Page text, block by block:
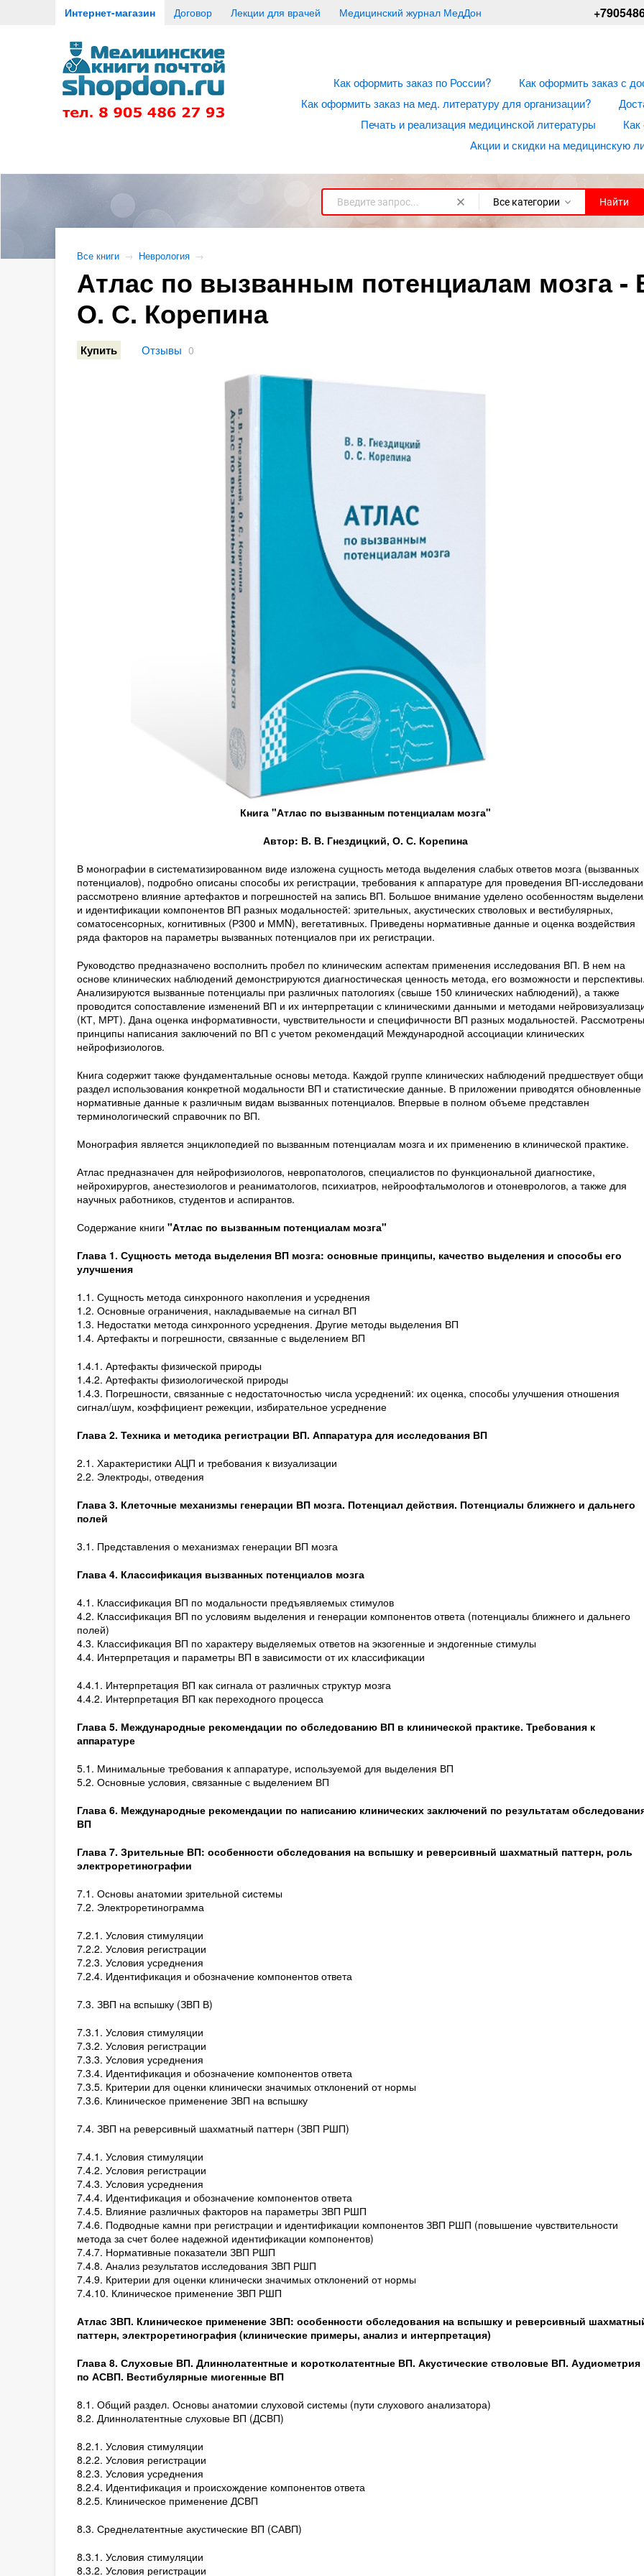
Интернет-магазин Договор Лекции для врачей Медицинский журнал МедДон
Как оформить заказ по России?
Как оформить заказ с
Как оформить заказ на мед. литературу для организации?
Печать и реализация медицинской литературы
Как
Акции и скидки на медицинскую
Все категории Найти
Все книги → Неврология →
Атлас по вызванным потенциалам мозга -
О. С. Корепина
Купить Отзывы 0
Книга "Атлас по вызванным потенциалам мозга"
Автор: В. В. Гнездицкий, О. С. Корепина
В монографии в систематизированном виде изложена сущность метода выделения слабых ответов мозга (вызванных
потенциалов), подробно описаны способы их регистрации, требования к аппаратуре для проведения ВП-
рассмотрено влияние артефактов и погрешностей на запись ВП. Большое внимание уделено особенностям
и идентификации компонентов ВП разных модальностей: зрительных, акустических стволовых и вестибулярных,
соматосенсорных, когнитивных (Р300 и ММN), вегетативных. Приведены нормативные данные и оценка воздействия
ряда факторов на параметры вызванных потенциалов при их регистрации.
Руководство предназначено восполнить пробел по клиническим аспектам применения исследования ВП. В нем на
основе клинических наблюдений демонстрируются диагностическая ценность метода, его возможности и
Анализируются вызванные потенциалы при различных патологиях (свыше 150 клинических наблюдений), а также
проводится сопоставление изменений ВП и их интерпретации с клиническими данными и методами
(КТ, МРТ). Дана оценка информативности, чувствительности и специфичности ВП разных модальностей. Рассмотрены
принципы написания заключений по ВП с учетом рекомендаций Международной ассоциации клинических
нейрофизиологов.
Книга содержит также фундаментальные основы метода. Каждой группе клинических наблюдений предшествует
раздел использования конкретной модальности ВП и статистические данные. В приложении приводятся обновленные
нормативные данные к различным видам вызванных потенциалов. Впервые в полном объеме представлен
терминологический справочник по ВП.
Монография является энциклопедией по вызванным потенциалам мозга и их применению в клинической практике.
Атлас предназначен для нейрофизиологов, невропатологов, специалистов по функциональной диагностике,
нейрохирургов, анестезиологов и реаниматологов, психиатров, нейроофтальмологов и отоневрологов, а также для
научных работников, студентов и аспирантов.
Содержание книги "Атлас по вызванным потенциалам мозга"
Глава 1. Сущность метода выделения ВП мозга: основные принципы, качество выделения и способы его
улучшения
1.1. Сущность метода синхронного накопления и усреднения
1.2. Основные ограничения, накладываемые на сигнал ВП
1.3. Недостатки метода синхронного усреднения. Другие методы выделения ВП
1.4. Артефакты и погрешности, связанные с выделением ВП
1.4.1. Артефакты физической природы
1.4.2. Артефакты физиологической природы
1.4.3. Погрешности, связанные с недостаточностью числа усреднений: их оценка, способы улучшения отношения
сигнал/шум, коэффициент режекции, избирательное усреднение
Глава 2. Техника и методика регистрации ВП. Аппаратура для исследования ВП
2.1. Характеристики АЦП и требования к визуализации
2.2. Электроды, отведения
Глава 3. Клеточные механизмы генерации ВП мозга. Потенциал действия. Потенциалы ближнего и дальнего
полей
3.1. Представления о механизмах генерации ВП мозга
Глава 4. Классификация вызванных потенциалов мозга
4.1. Классификация ВП по модальности предъявляемых стимулов
4.2. Классификация ВП по условиям выделения и генерации компонентов ответа (потенциалы ближнего и дальнего
полей)
4.3. Классификация ВП по характеру выделяемых ответов на экзогенные и эндогенные стимулы
4.4. Интерпретация и параметры ВП в зависимости от их классификации
4.4.1. Интерпретация ВП как сигнала от различных структур мозга
4.4.2. Интерпретация ВП как переходного процесса
Глава 5. Международные рекомендации по обследованию ВП в клинической практике. Требования к
аппаратуре
5.1. Минимальные требования к аппаратуре, используемой для выделения ВП
5.2. Основные условия, связанные с выделением ВП
Глава 6. Международные рекомендации по написанию клинических заключений по результатам
ВП
Глава 7. Зрительные ВП: особенности обследования на вспышку и реверсивный шахматный паттерн, роль
электроретинографии
7.1. Основы анатомии зрительной системы
7.2. Электроретинограмма
7.2.1. Условия стимуляции
7.2.2. Условия регистрации
7.2.3. Условия усреднения
7.2.4. Идентификация и обозначение компонентов ответа
7.3. ЗВП на вспышку (ЗВП В)
7.3.1. Условия стимуляции
7.3.2. Условия регистрации
7.3.3. Условия усреднения
7.3.4. Идентификация и обозначение компонентов ответа
7.3.5. Критерии для оценки клинически значимых отклонений от нормы
7.3.6. Клиническое применение ЗВП на вспышку
7.4. ЗВП на реверсивный шахматный паттерн (ЗВП РШП)
7.4.1. Условия стимуляции
7.4.2. Условия регистрации
7.4.3. Условия усреднения
7.4.4. Идентификация и обозначение компонентов ответа
7.4.5. Влияние различных факторов на параметры ЗВП РШП
7.4.6. Подводные камни при регистрации и идентификации компонентов ЗВП РШП (повышение чувствительности
метода за счет более надежной идентификации компонентов)
7.4.7. Нормативные показатели ЗВП РШП
7.4.8. Анализ результатов исследования ЗВП РШП
7.4.9. Критерии для оценки клинически значимых отклонений от нормы
7.4.10. Клиническое применение ЗВП РШП
Атлас ЗВП. Клиническое применение ЗВП: особенности обследования на вспышку и реверсивный
паттерн, электроретинография (клинические примеры, анализ и интерпретация)
Глава 8. Слуховые ВП. Длиннолатентные и коротколатентные ВП. Акустические стволовые ВП. Аудиометрия
по АСВП. Вестибулярные миогенные ВП
8.1. Общий раздел. Основы анатомии слуховой системы (пути слухового анализатора)
8.2. Длиннолатентные слуховые ВП (ДСВП)
8.2.1. Условия стимуляции
8.2.2. Условия регистрации
8.2.3. Условия усреднения
8.2.4. Идентификация и происхождение компонентов ответа
8.2.5. Клиническое применение ДСВП
8.3. Среднелатентные акустические ВП (САВП)
8.3.1. Условия стимуляции
8.3.2. Условия регистрации